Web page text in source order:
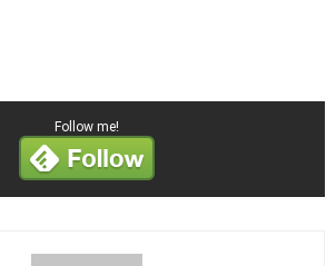
Follow me!